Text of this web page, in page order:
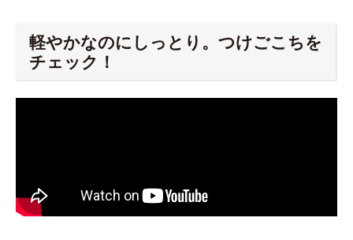
軽やかなのにしっとり。つけごこちを
チェック！